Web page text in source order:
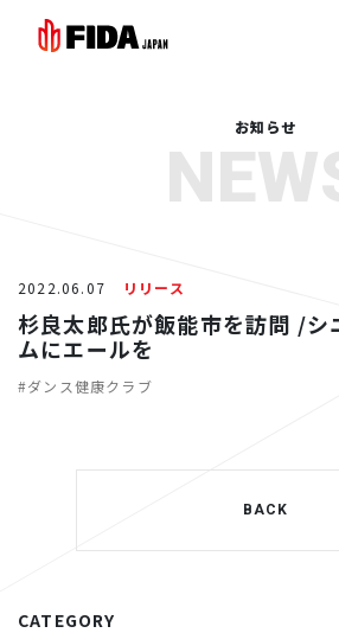
お知らせ
2022.06.07 リリース
杉良太郎氏が飯能市を訪問 /シ
ムにエールを
#ダンス健康クラブ
BACK
CATEGORY